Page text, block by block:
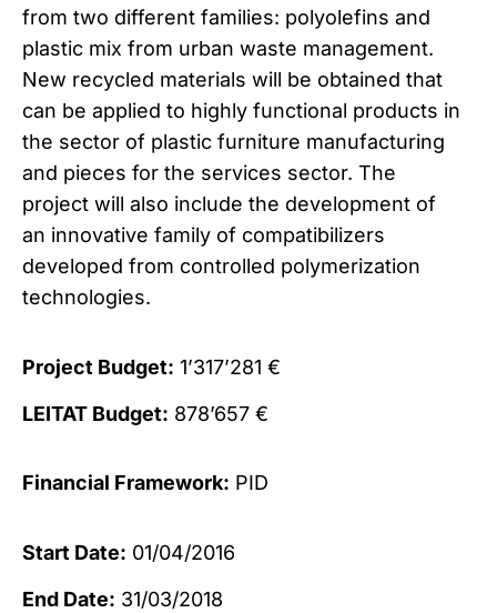
from two different families: polyolefins and
plastic mix from urban waste management.
New recycled materials will be obtained that
can be applied to highly functional products in
the sector of plastic furniture manufacturing
and pieces for the services sector. The
project will also include the development of
an innovative family of compatibilizers
developed from controlled polymerization
technologies.
Project Budget: 1’317’281 €
LEITAT Budget: 878’657 €
Financial Framework: PID
Start Date: 01/04/2016
End Date: 31/03/2018